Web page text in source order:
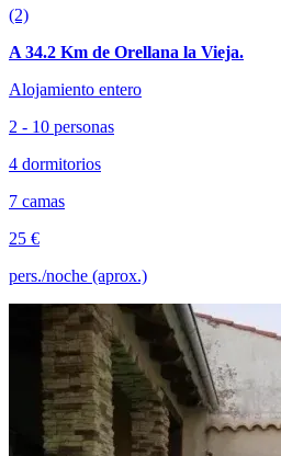
(2)
A 34.2 Km de Orellana la Vieja.
Alojamiento entero
2 - 10 personas
4 dormitorios
7 camas
25 €
pers./noche (aprox.)